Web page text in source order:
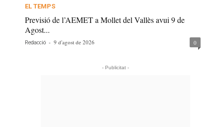
EL TEMPS
Previsió de l’AEMET a Mollet del Vallès avui 9 de
Agost...
Redacció - 9 d'agost de 2026 0
- Publicitat -